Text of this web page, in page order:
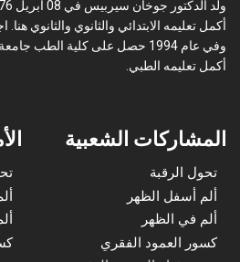
أكمل تعليمه الابتدائي والثانوي والثانوي
أكمل تعليمه الطبي.
المشاركات الشعبية
تحول الرقبة
ألم أسفل الظهر
ألم في الظهر
كسور العمود الفقري